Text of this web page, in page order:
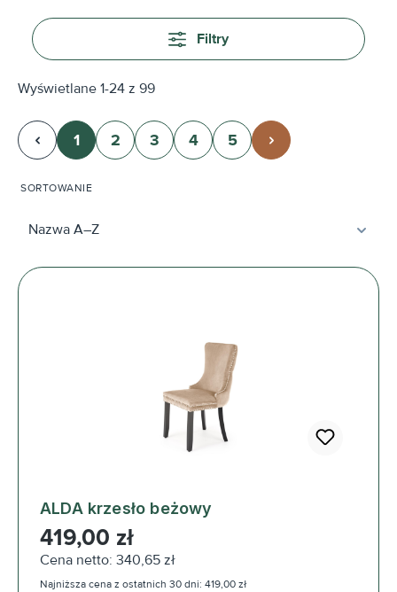
Filtry
Wyświetlane 1-24 z 99
Strona
1 Strona
2 Strona
3 Strona
4 Strona
5
SORTOWANIE
ALDA krzesło beżowy
Cena regularna:
419,00 zł
Cena netto: 340,65 zł
Najniższa cena z ostatnich 30 dni: 419,00 zł